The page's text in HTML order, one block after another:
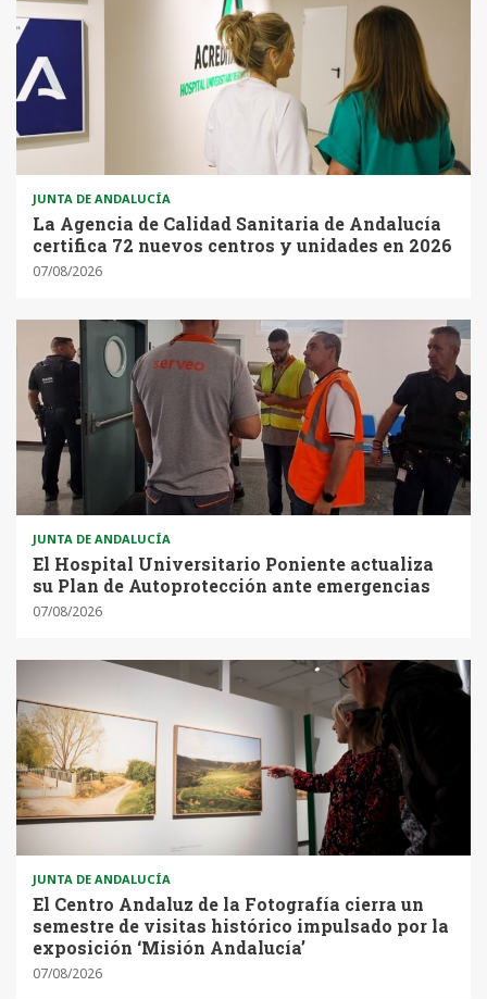
JUNTA DE ANDALUCÍA
La Agencia de Calidad Sanitaria de Andalucía
certifica 72 nuevos centros y unidades en 2026
07/08/2026
JUNTA DE ANDALUCÍA
El Hospital Universitario Poniente actualiza
su Plan de Autoprotección ante emergencias
07/08/2026
JUNTA DE ANDALUCÍA
El Centro Andaluz de la Fotografía cierra un
semestre de visitas histórico impulsado por la
exposición ‘Misión Andalucía’
07/08/2026